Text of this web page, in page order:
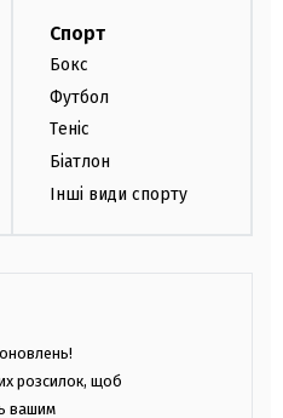
Спорт
Бокс
Футбол
Теніс
Біатлон
Інші види спорту
оновлень!
розсилок, щоб
вашим